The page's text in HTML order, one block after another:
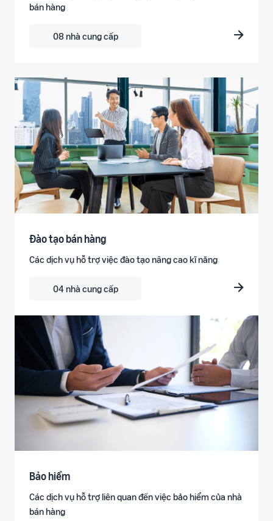
bán hàng
08 nhà cung cấp
Đào tạo bán hàng
Các dịch vụ hỗ trợ việc đào tạo nâng cao kĩ năng
04 nhà cung cấp
Bảo hiểm
Các dịch vụ hỗ trợ liên quan đến việc bảo hiểm của nhà
bán hàng